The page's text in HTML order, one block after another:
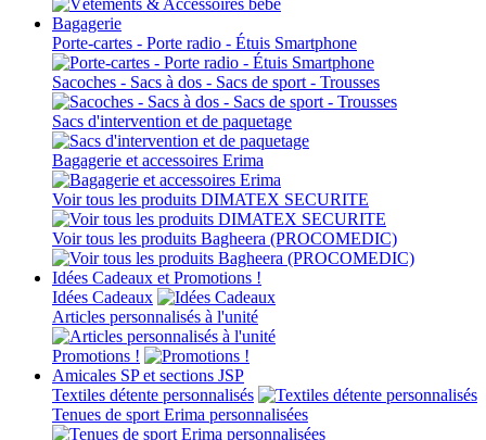
Bagagerie
Porte-cartes - Porte radio - Étuis Smartphone
Sacoches - Sacs à dos - Sacs de sport - Trousses
Sacs d'intervention et de paquetage
Bagagerie et accessoires Erima
Voir tous les produits DIMATEX SECURITE
Voir tous les produits Bagheera (PROCOMEDIC)
Idées Cadeaux et Promotions !
Idées Cadeaux
Articles personnalisés à l'unité
Promotions !
Amicales SP et sections JSP
Textiles détente personnalisés
Tenues de sport Erima personnalisées